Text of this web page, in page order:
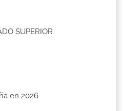
SUPERIOR
en 2026